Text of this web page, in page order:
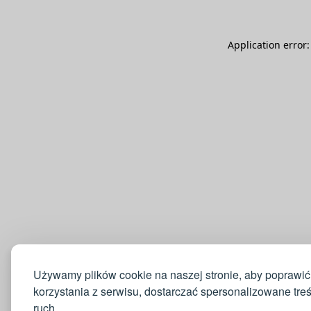
Używamy plików cookie na naszej stronie, aby
korzystania z serwisu, dostarczać spersonalizowane
Application